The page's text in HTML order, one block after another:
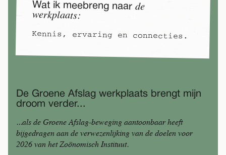
Wat ik meebreng naarde
werkplaats:
Kennis, ervaring en connecties.
De Groene Afslag werkplaats brengt mijn
droom verder...
...als de Groene Afslag-beweging aantoonbaar heeft
bijgedragen aan de verwezenlijking van de doelen voor
2026 van het Zoönomisch Instituut.